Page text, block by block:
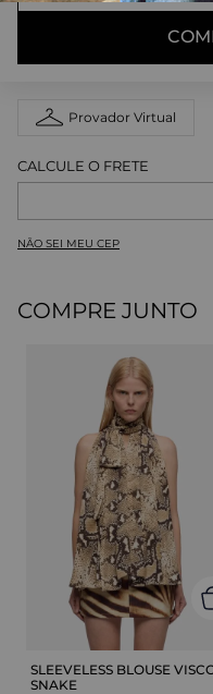
Provador Virtual
NÃO SEI MEU CEP
COMPRE JUNTO
SLEEVELESS BLOUSE
SNAKE